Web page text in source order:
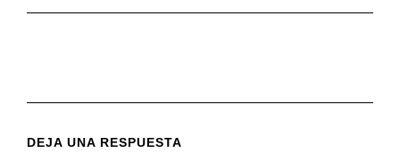
DEJA UNA RESPUESTA